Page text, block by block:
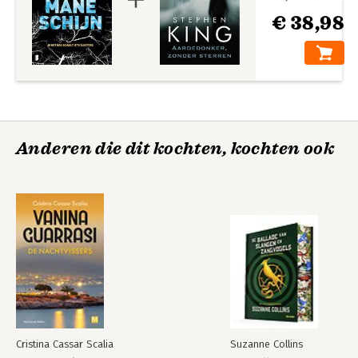
€ 38,98
Anderen die dit kochten, kochten ook
Cristina Cassar Scalia Suzanne Collins